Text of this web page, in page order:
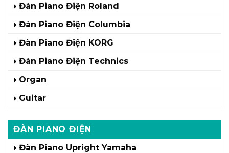
Đàn Piano Điện Roland
Đàn Piano Điện Columbia
Đàn Piano Điện KORG
Đàn Piano Điện Technics
Organ
Guitar
ĐÀN PIANO ĐIỆN
Đàn Piano Upright Yamaha